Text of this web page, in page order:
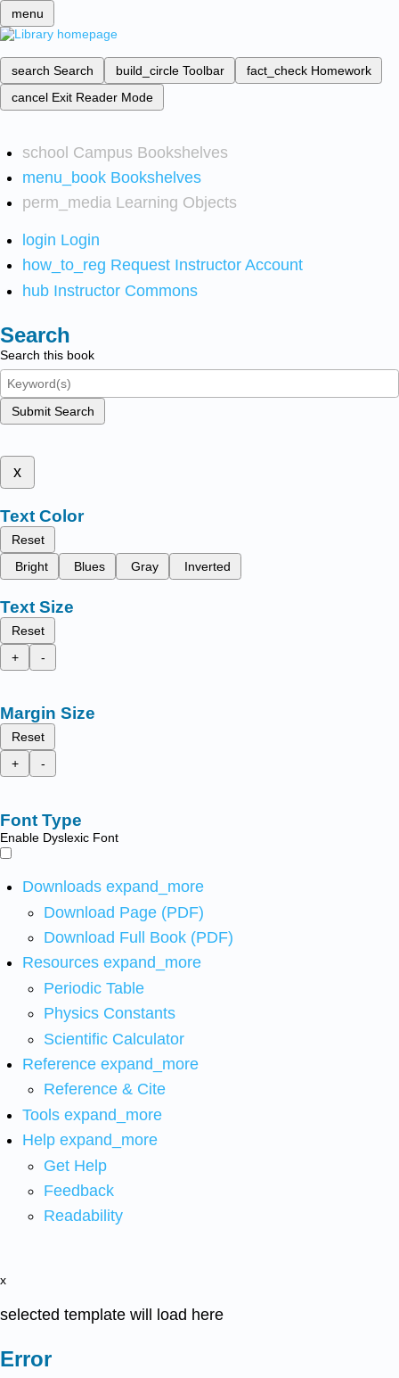
menu
search Search build_circle Toolbar fact_check Homework
cancel Exit Reader Mode
school Campus Bookshelves
menu_book Bookshelves
perm_media Learning Objects
login Login
how_to_reg Request Instructor Account
hub Instructor Commons
Search
Search this book
Submit Search
x
Text Color
Reset
Bright
Blues Gray Inverted
Text Size
Reset
+
-
Margin Size
Reset
+
-
Font Type
Enable Dyslexic Font
Downloads expand_more
Download Page (PDF)
Download Full Book (PDF)
Resources expand_more
Periodic Table
Physics Constants
Scientific Calculator
Reference expand_more
Reference & Cite
Tools expand_more
Help expand_more
Get Help
Feedback
Readability
x
selected template will load here
Error